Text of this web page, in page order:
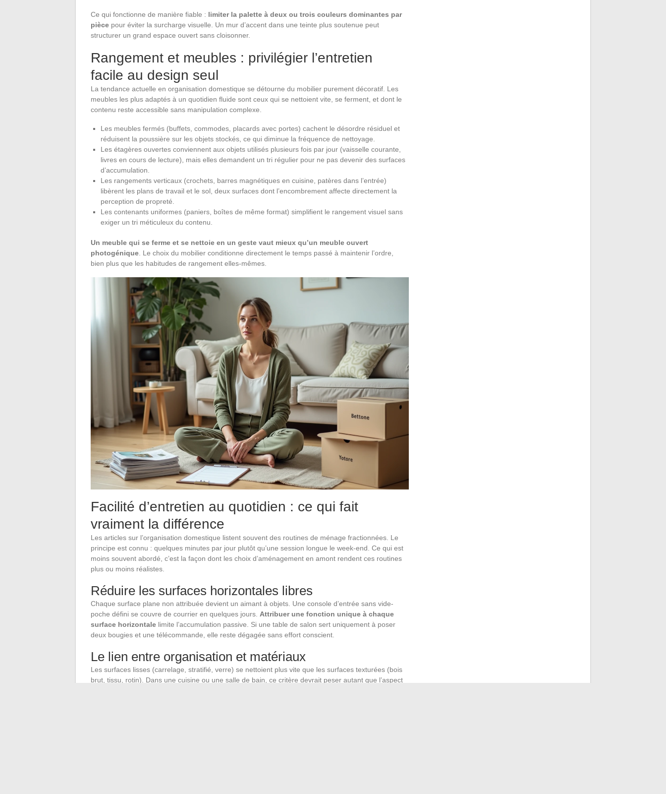
Ce qui fonctionne de manière fiable : limiter la palette à deux ou trois couleurs dominantes par
pièce pour éviter la surcharge visuelle. Un mur d’accent dans une teinte plus soutenue peut
structurer un grand espace ouvert sans cloisonner.
Rangement et meubles : privilégier l’entretien
facile au design seul
La tendance actuelle en organisation domestique se détourne du mobilier purement décoratif. Les
meubles les plus adaptés à un quotidien fluide sont ceux qui se nettoient vite, se ferment, et dont le
contenu reste accessible sans manipulation complexe.
Les meubles fermés (buffets, commodes, placards avec portes) cachent le désordre résiduel et
réduisent la poussière sur les objets stockés, ce qui diminue la fréquence de nettoyage.
Les étagères ouvertes conviennent aux objets utilisés plusieurs fois par jour (vaisselle courante,
livres en cours de lecture), mais elles demandent un tri régulier pour ne pas devenir des surfaces
d’accumulation.
Les rangements verticaux (crochets, barres magnétiques en cuisine, patères dans l’entrée)
libèrent les plans de travail et le sol, deux surfaces dont l’encombrement affecte directement la
perception de propreté.
Les contenants uniformes (paniers, boîtes de même format) simplifient le rangement visuel sans
exiger un tri méticuleux du contenu.
Un meuble qui se ferme et se nettoie en un geste vaut mieux qu’un meuble ouvert
photogénique . Le choix du mobilier conditionne directement le temps passé à maintenir l’ordre,
bien plus que les habitudes de rangement elles-mêmes.
Facilité d’entretien au quotidien : ce qui fait
vraiment la différence
Les articles sur l’organisation domestique listent souvent des routines de ménage fractionnées. Le
principe est connu : quelques minutes par jour plutôt qu’une session longue le week-end. Ce qui est
moins souvent abordé, c’est la façon dont les choix d’aménagement en amont rendent ces routines
plus ou moins réalistes.
Réduire les surfaces horizontales libres
Chaque surface plane non attribuée devient un aimant à objets. Une console d’entrée sans vide-
poche défini se couvre de courrier en quelques jours. Attribuer une fonction unique à chaque
surface horizontale limite l’accumulation passive. Si une table de salon sert uniquement à poser
deux bougies et une télécommande, elle reste dégagée sans effort conscient.
Le lien entre organisation et matériaux
Les surfaces lisses (carrelage, stratifié, verre) se nettoient plus vite que les surfaces texturées (bois
brut, tissu, rotin). Dans une cuisine ou une salle de bain, ce critère devrait peser autant que l’aspect